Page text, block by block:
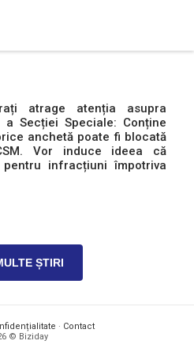
atrage atenția asupra
Secției Speciale: Conține
anchetă poate fi blocată
Vor induce ideea că
infracțiuni împotriva
ȘTIRI
· Contact
© Biziday